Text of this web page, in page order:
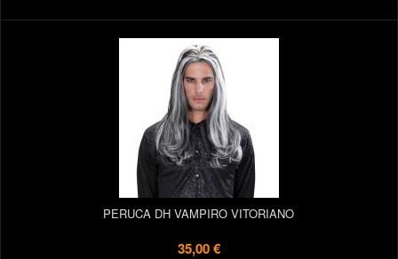
PERUCA DH VAMPIRO VITORIANO
35,00 €